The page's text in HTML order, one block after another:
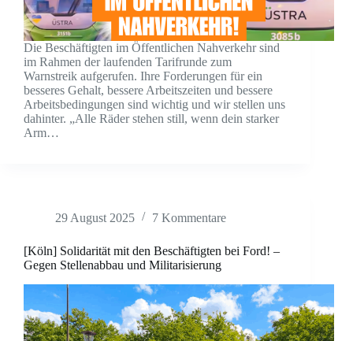
Die Beschäftigten im Öffentlichen Nahverkehr sind
im Rahmen der laufenden Tarifrunde zum
Warnstreik aufgerufen. Ihre Forderungen für ein
besseres Gehalt, bessere Arbeitszeiten und bessere
Arbeitsbedingungen sind wichtig und wir stellen uns
dahinter. „Alle Räder stehen still, wenn dein starker
Arm…
29 August 2025 7 Kommentare
[Köln] Solidarität mit den Beschäftigten bei Ford! –
Gegen Stellenabbau und Militarisierung